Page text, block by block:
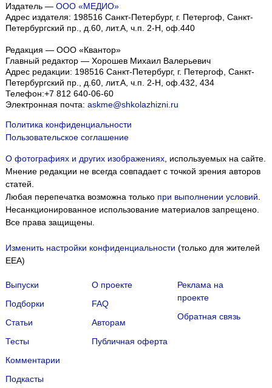
Издатель — ООО «МЕДИО»
Адрес издателя: 198516 Санкт-Петербург, г. Петергоф, Санкт-
Петербургский пр., д.60, лит.А, ч.п. 2-Н, оф.440
Редакция — ООО «Квантор»
Главный редактор — Хорошев Михаил Валерьевич
Адрес редакции: 198516 Санкт-Петербург, г. Петергоф Санкт-
Петербургский пр., д.60, лит.А, ч.п. 2-Н, оф.432, 434
Телефон:+7 812 640-06-60
Электронная почта: askme@shkolazhizni.ru
Политика конфиденциальности
Пользовательское соглашение
О фотографиях и других изображениях, используемых на сайте.
Мнение редакции не всегда совпадает с точкой зрения авторов
статей.
Любая перепечатка возможна только при выполнении условий
Несанкционированное использование материалов запрещено.
Все права защищены.
Изменить настройки конфиденциальности (только для жителей
EEA)
Выпуски
Подборки
Статьи
Тесты
Комментарии
Подкасты
О проекте
FAQ
Авторам
Публичная оферта
Реклама на
проекте
Обратная связь